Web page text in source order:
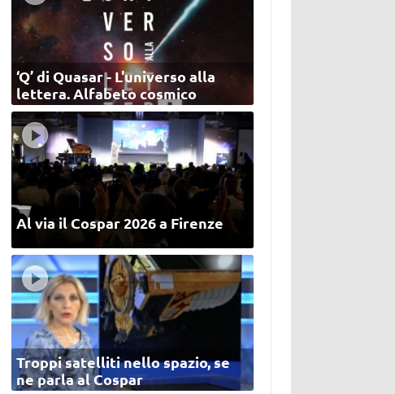
‘Q’ di Quasar - L'universo alla
lettera. Alfabeto cosmico
Al via il Cospar 2026 a Firenze
Troppi satelliti nello spazio, se
ne parla al Cospar